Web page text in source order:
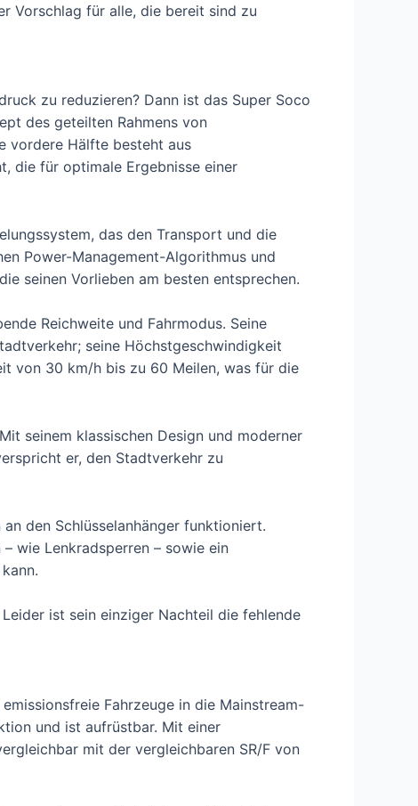
Vorschlag für alle, die bereit sind zu
zu reduzieren? Dann ist das Super Soco
des geteilten Rahmens von
vordere Hälfte besteht aus
die für optimale Ergebnisse einer
das den Transport und die
Power-Management-Algorithmus und
seinen Vorlieben am besten entsprechen.
Reichweite und Fahrmodus. Seine
seine Höchstgeschwindigkeit
von 30 km/h bis zu 60 Meilen, was für die
seinem klassischen Design und moderner
er, den Stadtverkehr zu
den Schlüsselanhänger funktioniert.
wie Lenkradsperren – sowie ein
ist sein einziger Nachteil die fehlende
Fahrzeuge in die Mainstream-
und ist aufrüstbar. Mit einer
mit der vergleichbaren SR/F von